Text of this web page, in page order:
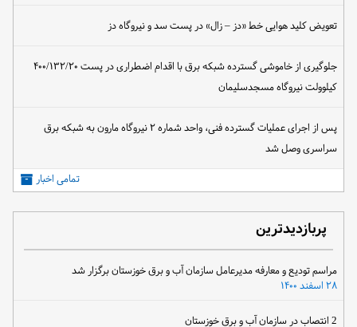
تعویض کلید هوایی خط «دز – زال» در پست سد و نیروگاه دز
جلوگیری از خاموشی گسترده شبکه برق با اقدام اضطراری در پست ۴۰۰/۱۳۲/۲۰
کیلوولت نیروگاه مسجدسلیمان
پس از اجرای عملیات گسترده فنی، واحد شماره ۲ نیروگاه مارون به شبکه برق
سراسری وصل شد
تمامی اخبار
پربازدیدترین
مراسم تودیع و معارفه مدیرعامل سازمان آب و برق خوزستان برگزار شد
۲۸ اسفند ۱۴۰۰